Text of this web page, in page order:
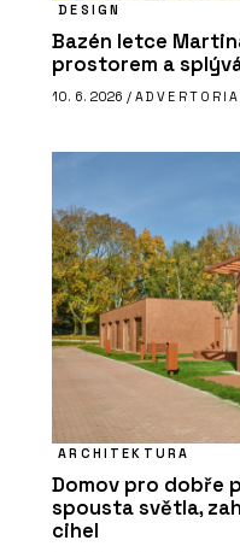
DESIGN
Bazén letce
prostorem a
10. 6. 2026 /
ARCHITEKTURA
Domov pro dobře
spousta světla,
cihel